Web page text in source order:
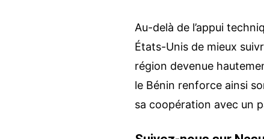
Au-delà de l’appui
États-Unis de mieux
région devenue
le Bénin renforce ainsi
sa coopération avec un